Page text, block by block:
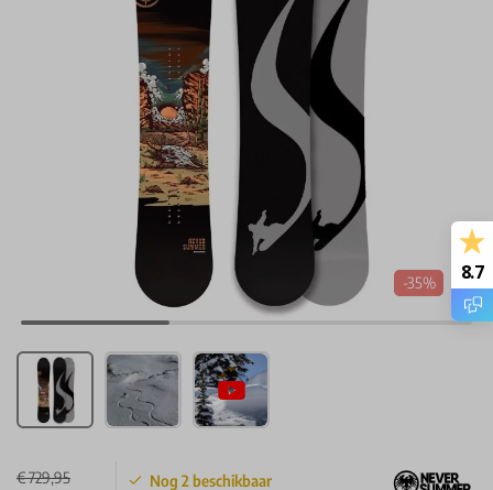
-35%
€ 729,95 Nog 2 beschikbaar
8.7